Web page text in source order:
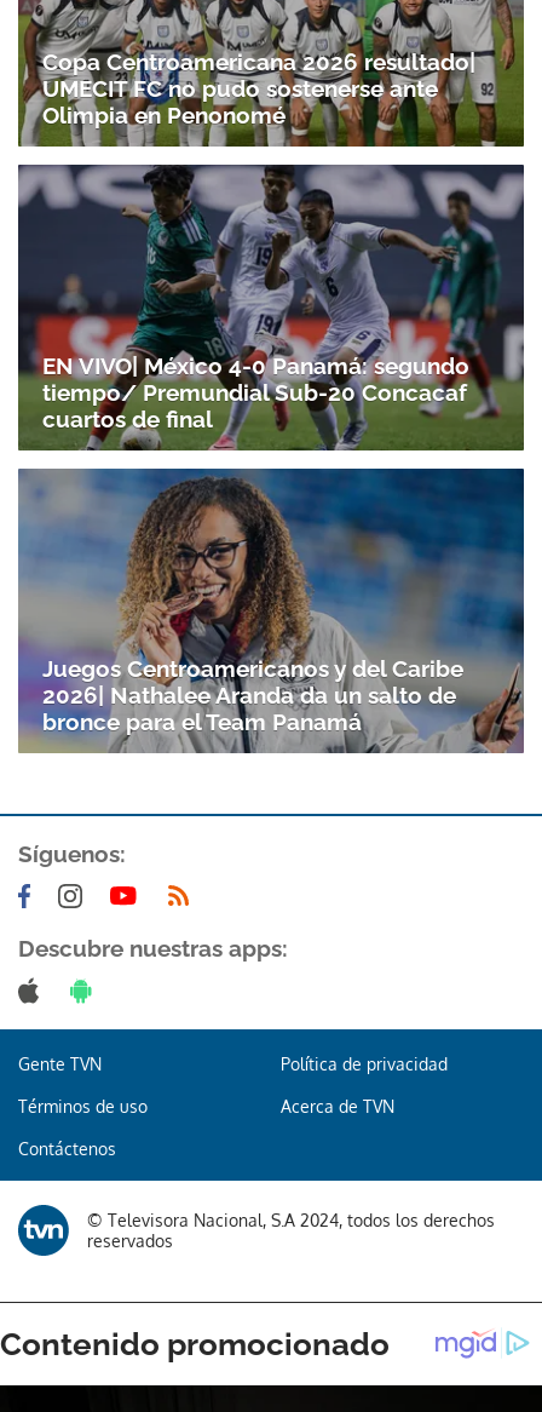
Gracias por suscribirte a nuestro boletín.
ACEPTAR
Copa Centroamericana 2026 resultado|
UMECIT FC no pudo sostenerse ante
Olimpia en Penonomé
EN VIVO| México 4-0 Panamá: segundo
tiempo/ Premundial Sub-20 Concacaf
cuartos de final
Juegos Centroamericanos y del Caribe
2026| Nathalee Aranda da un salto de
bronce para el Team Panamá
Síguenos:
Descubre nuestras apps:
Gente TVN Política de privacidad
Términos de uso Acerca de TVN
Contáctenos
© Televisora Nacional, S.A 2024, todos los derechos
reservados